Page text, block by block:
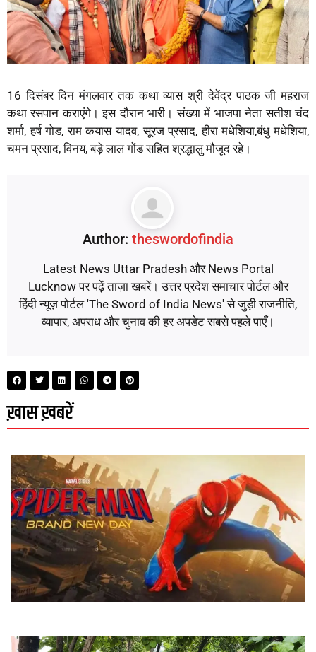
16 दिसंबर दिन मंगलवार तक कथा व्यास श्री देवेंद्र पाठक जी महराज
कथा रसपान कराएंगे। इस दौरान भारी। संख्या में भाजपा नेता सतीश चंद
शर्मा, हर्ष गोड, राम कयास यादव, सूरज प्रसाद, हीरा मधेशिया,बंधु मधेशिया,
चमन प्रसाद, विनय, बड़े लाल गोंड सहित श्रद्धालु मौजूद रहे।
Author: theswordofindia
Latest News Uttar Pradesh और News Portal
Lucknow पर पढ़ें ताज़ा खबरें। उत्तर प्रदेश समाचार पोर्टल और
हिंदी न्यूज़ पोर्टल 'The Sword of India News' से जुड़ी राजनीति,
व्यापार, अपराध और चुनाव की हर अपडेट सबसे पहले पाएँ।
ख़ास ख़बरें